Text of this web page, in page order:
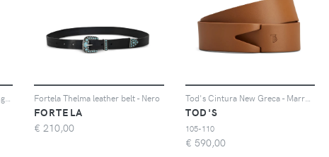
Fortela Thelma leather belt - Nero
FORTELA
€ 210,00
Tod's Cintura New Greca - Marrone
TOD'S
105-110
€ 590,00